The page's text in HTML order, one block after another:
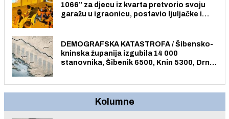
1066” za djecu iz kvarta pretvorio svoju
garažu u igraonicu, postavio ljuljačke i
DEMOGRAFSKA KATASTROFA / Šibensko-
kninska županija izgubila 14 000
stanovnika, Šibenik 6500, Knin 5300, Drniš
Kolumne